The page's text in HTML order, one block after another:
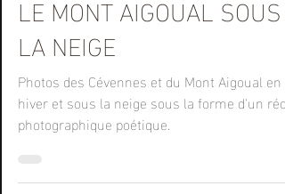
11 juin 2024 2 min de lecture
LE MONT AIGOUAL SOUS
LA NEIGE
hiver et sous la neige sous la forme d'un récit